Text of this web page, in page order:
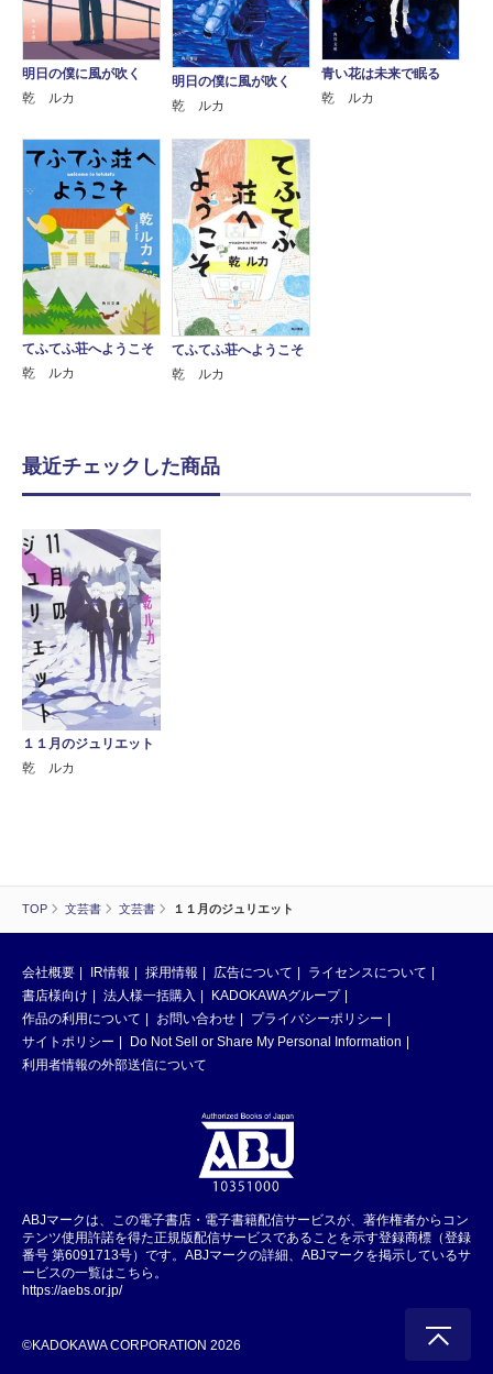
TOP 文芸書 文芸書 １１月のジュリエット
明日の僕に風が吹く
乾 ルカ
明日の僕に風が吹く
乾 ルカ
青い花は未来で眠る
乾 ルカ
てふてふ荘へようこそ
乾 ルカ
てふてふ荘へようこそ
乾 ルカ
最近チェックした商品
１１月のジュリエット
乾 ルカ
会社概要 IR情報 採用情報 広告について
ライセンスについて
書店様向け
法人様一括購入
KADOKAWAグループ
作品の利用について
お問い合わせ
プライバシーポリシー
サイトポリシー
Do Not Sell or Share My Personal Information
利用者情報の外部送信について
ABJマークは、この電子書店・電子書籍配信サービスが、著作権者からコン
テンツ使用許諾を得た正規版配信サービスであることを示す登録商標（登録
番号 第6091713号）です。ABJマークの詳細、ABJマークを掲示しているサ
ービスの一覧はこちら。
https://aebs.or.jp/
©KADOKAWA CORPORATION 2026